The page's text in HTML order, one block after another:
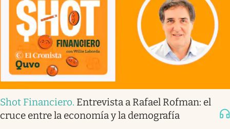
Shot Financiero. Entrevista a Rafael Rofman: el
cruce entre la economía y la demografía